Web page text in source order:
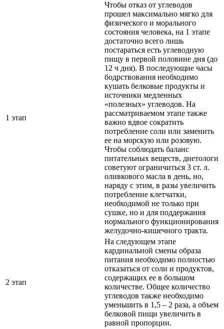
1 этап
Чтобы отказ от углеводов
прошел максимально мягко для
физического и морального
состояния человека, на 1 этапе
достаточно всего лишь
постараться есть углеводную
пищу в первой половине дня (до
12 ч дня). В последующие часы
бодрствования необходимо
кушать белковые продукты и
источники медленных
«полезных» углеводов. На
рассматриваемом этапе также
важно вдвое сократить
потребление соли или заменить
ее на морскую или розовую.
Чтобы соблюдать баланс
питательных веществ, диетологи
советуют ограничиться 3 ст. л.
оливкового масла в день, но,
наряду с этим, в разы увеличить
потребление клетчатки,
необходимой не только при
сушке, но и для поддержания
нормального функционирования
желудочно-кишечного тракта.
2 этап
На следующем этапе
кардинальной смены образа
питания необходимо полностью
отказаться от соли и продуктов,
содержащих ее в большом
количестве. Общее количество
углеводов также необходимо
уменьшить в 1,5 – 2 раза, а объем
белковой пищи увеличить в
равной пропорции.